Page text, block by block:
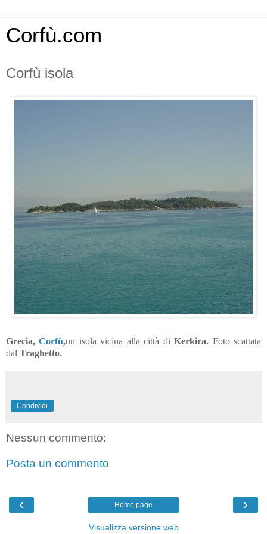
Corfù.com
Corfù isola
Grecia,Corfù,un isola vicina alla città diKerkira. Foto scattata
dal Traghetto.
Condividi
Nessun commento:
Posta un commento
‹ ›
Home page
Visualizza versione web